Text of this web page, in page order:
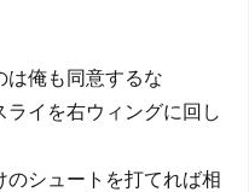
は俺も同意するな
イを右ウィングに回し
シュートを打てれば相